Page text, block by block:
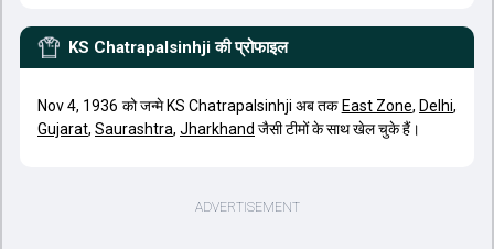
KS Chatrapalsinhji की प्रोफाइल
Nov 4, 1936 को जन्मे KS Chatrapalsinhji अब तक East Zone, Delhi,
Gujarat, Saurashtra, Jharkhand जैसी टीमों के साथ खेल चुके हैं।